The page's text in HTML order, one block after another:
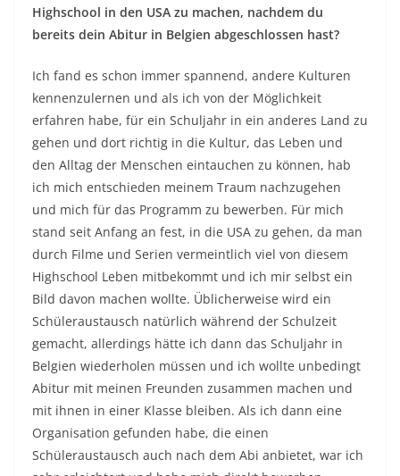
Highschool in den USA zu machen, nachdem du
bereits dein Abitur in Belgien abgeschlossen hast?
Ich fand es schon immer spannend, andere Kulturen
kennenzulernen und als ich von der Möglichkeit
erfahren habe, für ein Schuljahr in ein anderes Land zu
gehen und dort richtig in die Kultur, das Leben und
den Alltag der Menschen eintauchen zu können, hab
ich mich entschieden meinem Traum nachzugehen
und mich für das Programm zu bewerben. Für mich
stand seit Anfang an fest, in die USA zu gehen, da man
durch Filme und Serien vermeintlich viel von diesem
Highschool Leben mitbekommt und ich mir selbst ein
Bild davon machen wollte. Üblicherweise wird ein
Schüleraustausch natürlich während der Schulzeit
gemacht, allerdings hätte ich dann das Schuljahr in
Belgien wiederholen müssen und ich wollte unbedingt
Abitur mit meinen Freunden zusammen machen und
mit ihnen in einer Klasse bleiben. Als ich dann eine
Organisation gefunden habe, die einen
Schüleraustausch auch nach dem Abi anbietet, war ich